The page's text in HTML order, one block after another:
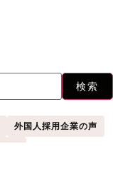
検索
外国人採用企業の声